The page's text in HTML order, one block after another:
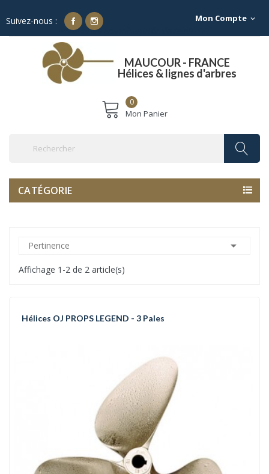
Suivez-nous : Mon Compte expand_more
Franco de port à partir de 500€ TTC
MAUCOUR - FRANCE
Hélices & lignes d'arbres
0
Mon Panier
CATÉGORIE
Pertinence 
Affichage 1-2 de 2 article(s)
Hélices OJ PROPS LEGEND - 3 Pales